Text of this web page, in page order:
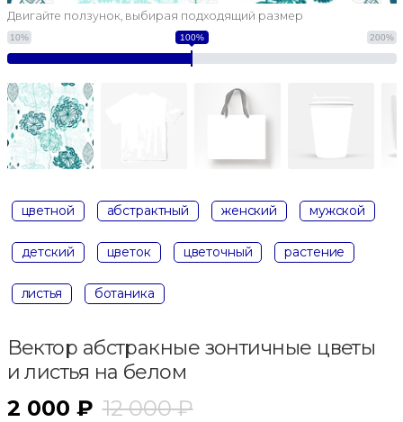
Двигайте ползунок, выбирая подходящий размер
10% 200%
100%
цветной абстрактный женский мужской
детский цветок цветочный растение
листья ботаника
Вектор абстракные зонтичные цветы
и листья на белом
2 000 ₽ 12 000 ₽